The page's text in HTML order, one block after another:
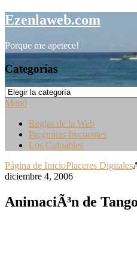
Saltar
al
Ezenlaweb.com
Porque me apetece!
Categorías
Categorías
Menú
Reglas de la Web
Preguntas frecuentes
Los Culpables
Página de InicioPlaceres Digitales
diciembre 4, 2006
AnimaciÃ³n de Tango